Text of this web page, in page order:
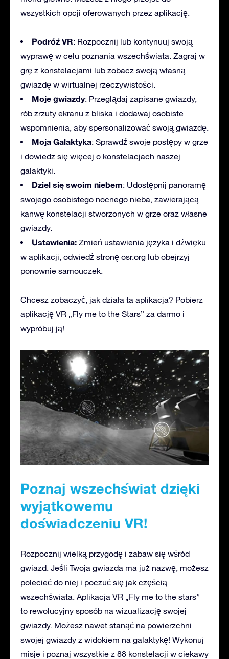
wszystkich opcji oferowanych przez aplikację.
Podróż VR: Rozpocznij lub kontynuuj swoją
wyprawę w celu poznania wszechświata. Zagraj w
grę z konstelacjami lub zobacz swoją własną
gwiazdę w wirtualnej rzeczywistości.
Moje gwiazdy: Przeglądaj zapisane gwiazdy,
rób zrzuty ekranu z bliska i dodawaj osobiste
wspomnienia, aby spersonalizować swoją gwiazdę.
Moja Galaktyka: Sprawdź swoje postępy w grze
i dowiedz się więcej o konstelacjach naszej
galaktyki.
Dziel się swoim niebem: Udostępnij panoramę
swojego osobistego nocnego nieba, zawierającą
kanwę konstelacji stworzonych w grze oraz własne
gwiazdy.
Ustawienia: Zmień ustawienia języka i dźwięku
w aplikacji, odwiedź stronę osr.org lub obejrzyj
ponownie samouczek.
Chcesz zobaczyć, jak działa ta aplikacja? Pobierz
aplikację VR „Fly me to the Stars” za darmo i
wypróbuj ją!
Poznaj wszechświat dzięki
wyjątkowemu
doświadczeniu VR!
Rozpocznij wielką przygodę i zabaw się wśród
gwiazd. Jeśli Twoja gwiazda ma już nazwę, możesz
polecieć do niej i poczuć się jak częścią
wszechświata. Aplikacja VR „Fly me to the stars”
to rewolucyjny sposób na wizualizację swojej
gwiazdy. Możesz nawet stanąć na powierzchni
swojej gwiazdy z widokiem na galaktykę! Wykonuj
misje i poznaj wszystkie z 88 konstelacji w ciekawy